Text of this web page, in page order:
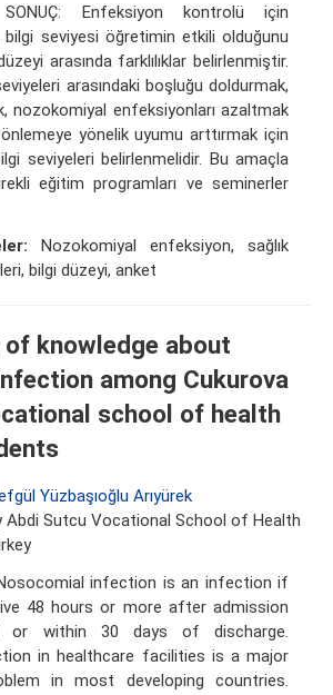
Enfeksiyon kontrolü için
bilgi seviyesi öğretimin etkili olduğunu
arasında farklılıklar belirlenmiştir.
arasındaki boşluğu doldurmak,
nozokomiyal enfeksiyonları azaltmak
yönelik uyumu arttırmak için
seviyeleri belirlenmelidir. Bu amaçla
eğitim programları ve seminerler
Nozokomiyal enfeksiyon, sağlık
bilgi düzeyi, anket
knowledge about
among Cukurova
school of health
Yüzbaşıoğlu Arıyürek
Abdi Sutcu Vocational School of Health
Nosocomial infection is an infection if
48 hours or more after admission
within 30 days of discharge.
in healthcare facilities is a major
in most developing countries.